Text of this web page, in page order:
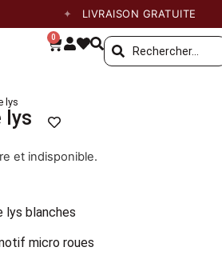
LIVRAISON GRATUITE
0
lys
lys
et indisponible.
lys blanches
micro roues